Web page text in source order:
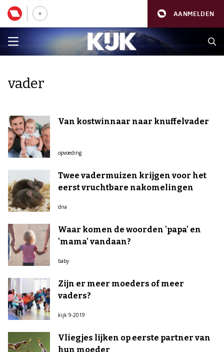
AANMELDEN
vader
Van kostwinnaar naar knuffelvader
opvoeding
Twee vadermuizen krijgen voor het
eerst vruchtbare nakomelingen
dna
Waar komen de woorden 'papa' en
'mama' vandaan?
baby
Zijn er meer moeders of meer
vaders?
kijk 9-2019
Vliegjes lijken op eerste partner van
hun moeder